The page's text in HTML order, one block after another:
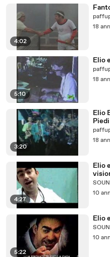
4:02
18
5:10
Elio
18
3:20
Elio
18
4:27
Elio
10
5:22
Elio
10